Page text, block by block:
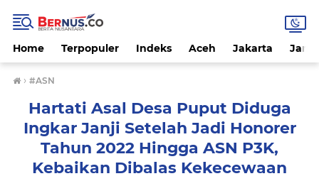
Home Terpopuler Indeks Aceh Jakarta
› #ASN
Hartati Asal Desa Puput Diduga
Ingkar Janji Setelah Jadi Honorer
Tahun 2022 Hingga ASN P3K,
Kebaikan Dibalas Kekecewaan